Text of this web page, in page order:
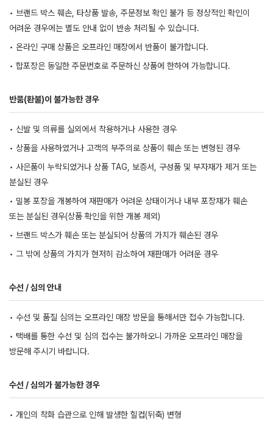
• 브랜드 박스 훼손, 타상품 발송, 주문정보 확인 불가 등 정상적인 확인이
어려운 경우에는 별도 안내 없이 반송 처리될 수 있습니다.
• 온라인 구매 상품은 오프라인 매장에서 반품이 불가합니다.
• 합포장은 동일한 주문번호로 주문하신 상품에 한하여 가능합니다.
반품(환불)이 불가능한 경우
• 신발 및 의류를 실외에서 착용하거나 사용한 경우
• 상품을 사용하였거나 고객의 부주의로 상품이 훼손 또는 변형된 경우
• 사은품이 누락되었거나 상품 TAG, 보증서, 구성품 및 부자재가 제거 또는
분실된 경우
• 밀봉 포장을 개봉하여 재판매가 어려운 상태이거나 내부 포장재가 훼손
또는 분실된 경우(상품 확인을 위한 개봉 제외)
• 브랜드 박스가 훼손 또는 분실되어 상품의 가치가 훼손된 경우
• 그 밖에 상품의 가치가 현저히 감소하여 재판매가 어려운 경우
수선 / 심의 안내
• 수선 및 품질 심의는 오프라인 매장 방문을 통해서만 접수 가능합니다.
• 택배를 통한 수선 및 심의 접수는 불가하오니 가까운 오프라인 매장을
방문해 주시기 바랍니다.
수선 / 심의가 불가능한 경우
• 개인의 착화 습관으로 인해 발생한 힐컵(뒤축) 변형